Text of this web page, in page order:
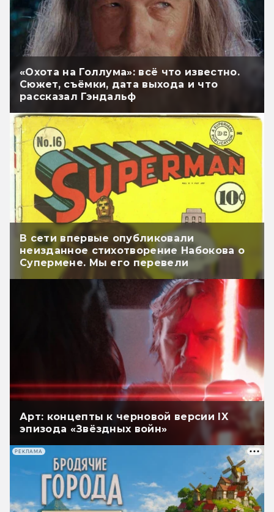
«Охота на Голлума»: всё что известно.
Сюжет, съёмки, дата выхода и что
рассказал Гэндальф
В сети впервые опубликовали
неизданное стихотворение Набокова о
Супермене. Мы его перевели
Арт: концепты к черновой версии IX
эпизода «Звёздных войн»
РЕКЛАМА